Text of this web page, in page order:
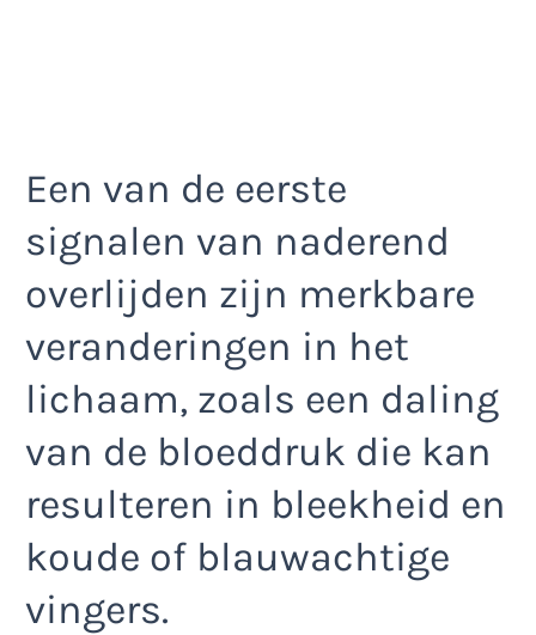
Een van de eerste
signalen van naderend
overlijden zijn merkbare
veranderingen in het
lichaam, zoals een daling
van de bloeddruk die kan
resulteren in bleekheid en
koude of blauwachtige
vingers.